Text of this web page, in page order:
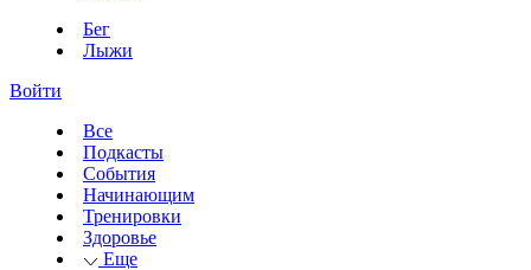
Бег
Лыжи
Войти
Все
Подкасты
События
Начинающим
Тренировки
Здоровье
Еще